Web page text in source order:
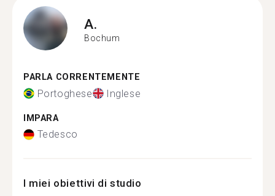
A.
Bochum
PARLA CORRENTEMENTE
Portoghese Inglese
IMPARA
Tedesco
I miei obiettivi di studio